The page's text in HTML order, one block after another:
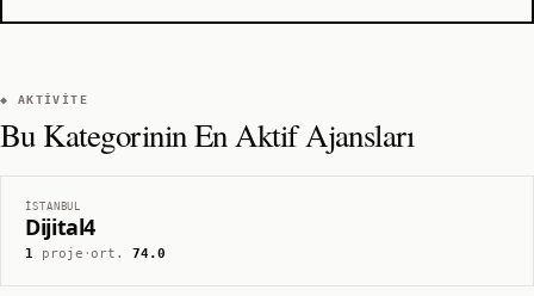
◆ AKTIVITE
Bu Kategorinin En Aktif Ajansları
İSTANBUL
Dijital4
1proje ·ort.74.0